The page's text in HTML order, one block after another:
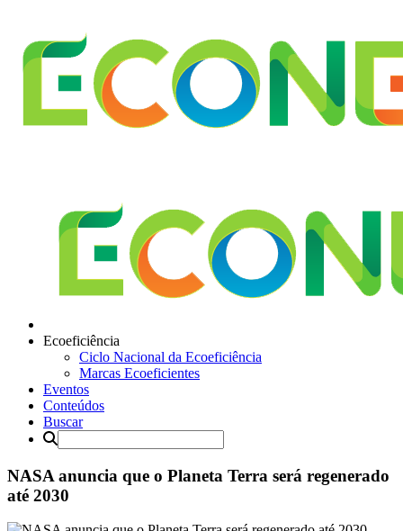
Ecoeficiência
Ciclo Nacional da Ecoeficiência
Marcas Ecoeficientes
Eventos
Conteúdos
Buscar
NASA anuncia que o Planeta Terra será regenerado
até 2030